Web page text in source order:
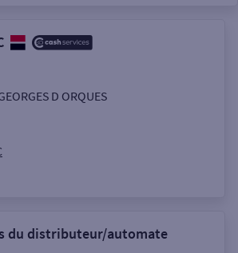
Autour de moi
D ORQUES
du distributeur/automate